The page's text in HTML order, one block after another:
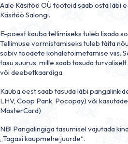
Aale Käsitöö OÜ tooteid saab osta läbi
Käsitöö Salongi.
E-poest kauba tellimiseks tuleb lisada
Tellimuse vormistamiseks tuleb täita
sobiv toodete kohaletoimetamise viis.
tasu suurus, mille saab tasuda
või deebetkaardiga.
Kauba eest saab tasuda läbi
LHV, Coop Pank, Pocopay) või
MasterCard)
NB! Pangalingiga tasumisel vajutada
„Tagasi kaupmehe juurde“.